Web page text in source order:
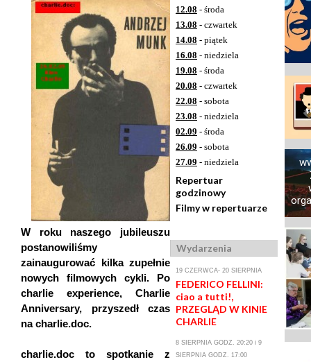
W roku naszego jubileuszu
postanowiliśmy
zainaugurować kilka zupełnie
nowych filmowych cykli. Po
charlie experience, Charlie
Anniversary, przyszedł czas
na charlie.doc.
charlie.doc to spotkanie z
12.08 - środa
13.08 - czwartek
14.08 - piątek
16.08 - niedziela
19.08 - środa
20.08 - czwartek
22.08 - sobota
23.08 - niedziela
02.09 - środa
26.09 - sobota
27.09 - niedziela
Repertuar
godzinowy
Filmy w repertuarze
Wydarzenia
19 CZERWCA- 20 SIERPNIA
FEDERICO FELLINI:
ciao a tutti!,
PRZEGLĄD W KINIE
CHARLIE
8 SIERPNIA GODZ. 20:20 i 9
SIERPNIA GODZ. 17:00